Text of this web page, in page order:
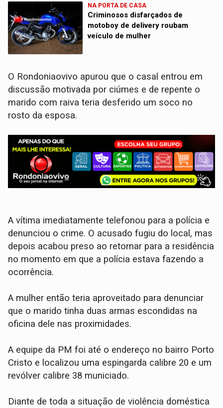
NA PORTA DE CASA
Criminosos disfarçados de
motoboy de delivery roubam
veículo de mulher
O Rondoniaovivo apurou que o casal entrou em
discussão motivada por ciúmes e de repente o
marido com raiva teria desferido um soco no
rosto da esposa.
A vítima imediatamente telefonou para a polícia e
denunciou o crime. O acusado fugiu do local, mas
depois acabou preso ao retornar para a residência
no momento em que a polícia estava fazendo a
ocorrência.
A mulher então teria aproveitado para denunciar
que o marido tinha duas armas escondidas na
oficina dele nas proximidades.
A equipe da PM foi até o endereço no bairro Porto
Cristo e localizou uma espingarda calibre 20 e um
revólver calibre 38 municiado.
Diante de toda a situação de violência doméstica